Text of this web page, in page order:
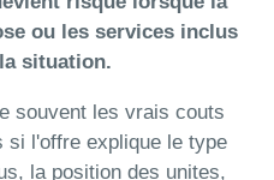
ou les services inclus
situation.
souvent les vrais couts
si l'offre explique le type
la position des unites,